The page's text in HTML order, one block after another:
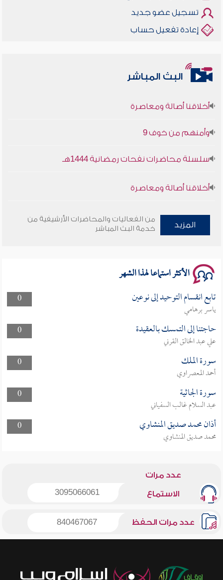
تسجيل عضو جديد
إعادة تفعيل حساب
البث المباشر
أخلاقنا أصالة ومعاصرة
وأمنهم من خوف 9
سلسلة محاضرات نفحات رمضانية 1444هـ
أخلاقنا أصالة ومعاصرة
سلسلة محاضرات نفحات رمضانية 1444هـ
المزيد
من الفعاليات والمحاضرات الأرشيفية من
خدمة البث المباشر
الأكثر استماعا لهذا الشهر
0 تابع انقسام التوحيد إلى نوعين
ياسر برهامي
0
حاجتنا إلى التمسك بالعقيدة
علي عبد الخالق القرني
0
سورة الملك
أحمد المعصراوي
0
سورة الجاثية
عبد السلام غالب السفياني
0
أذان محمد صديق المنشاوي
محمد صديق المنشاوي
عدد مرات
الاستماع 3095066061
عدد مرات الحفظ 840467067